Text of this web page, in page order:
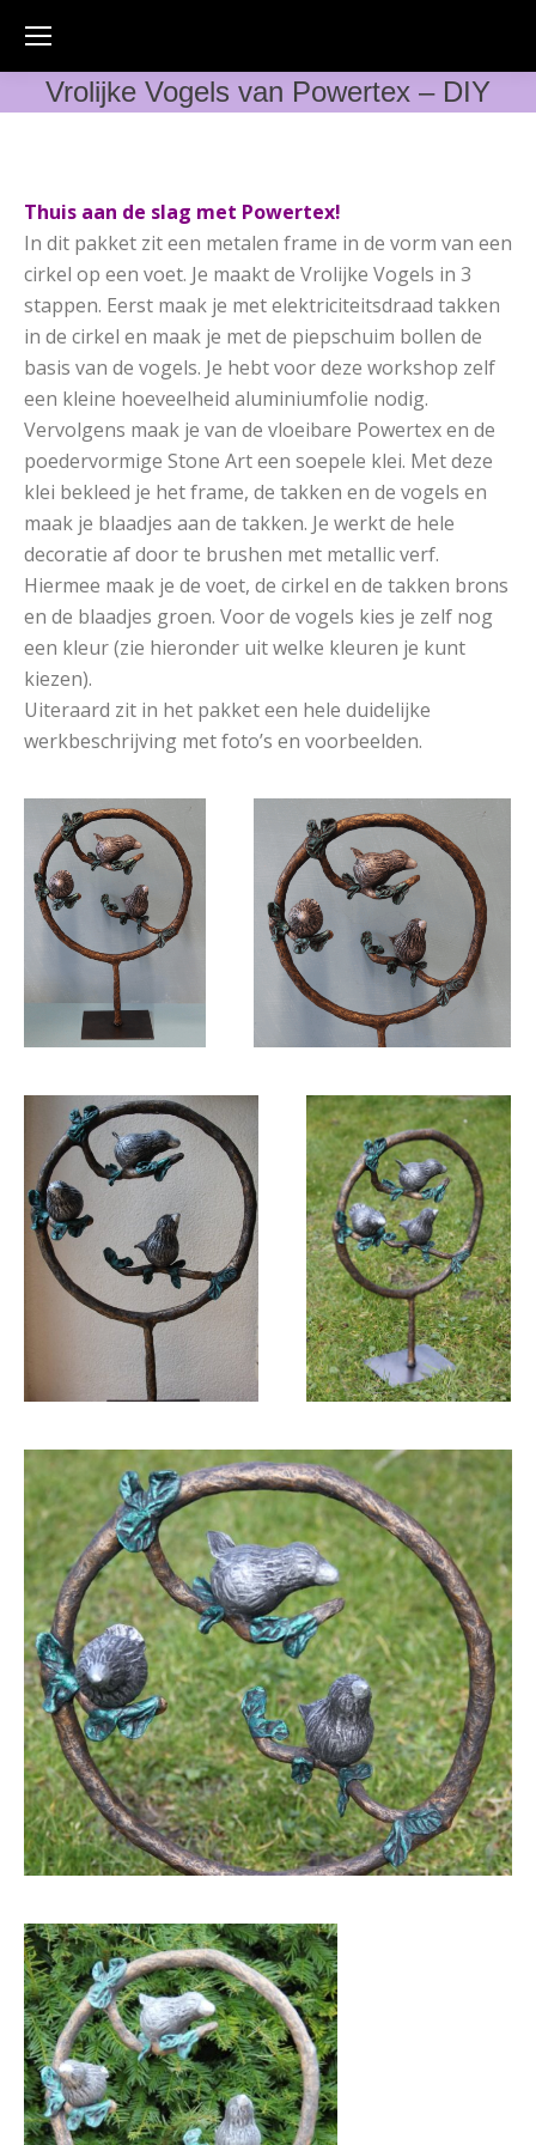
Vrolijke Vogels van Powertex – DIY
Thuis aan de slag met Powertex!
In dit pakket zit een metalen frame in de vorm van een
cirkel op een voet. Je maakt de Vrolijke Vogels in 3
stappen. Eerst maak je met elektriciteitsdraad takken
in de cirkel en maak je met de piepschuim bollen de
basis van de vogels. Je hebt voor deze workshop zelf
een kleine hoeveelheid aluminiumfolie nodig.
Vervolgens maak je van de vloeibare Powertex en de
poedervormige Stone Art een soepele klei. Met deze
klei bekleed je het frame, de takken en de vogels en
maak je blaadjes aan de takken. Je werkt de hele
decoratie af door te brushen met metallic verf.
Hiermee maak je de voet, de cirkel en de takken brons
en de blaadjes groen. Voor de vogels kies je zelf nog
een kleur (zie hieronder uit welke kleuren je kunt
kiezen).
Uiteraard zit in het pakket een hele duidelijke
werkbeschrijving met foto’s en voorbeelden.